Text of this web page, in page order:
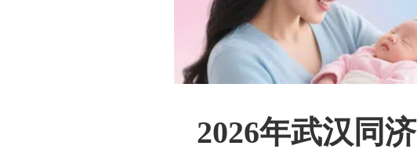
2026年武汉同